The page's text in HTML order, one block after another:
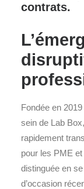
contrats.
Fondée en
sein de Lab
rapidement
pour les PME et
distinguée en
d’occasion